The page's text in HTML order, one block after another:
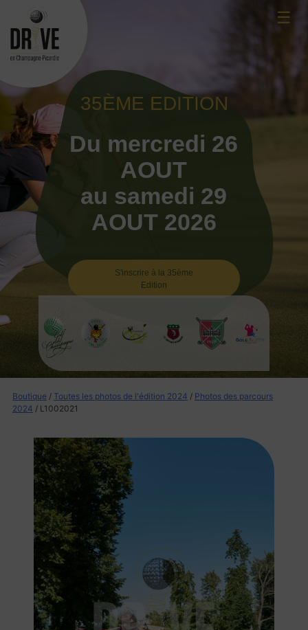
content
☰
35ÈME EDITION
Du mercredi 26
AOUT
au samedi 29
AOUT 2026
S'inscrire à la 35ème
Edition
Boutique / Toutes les photos de l'édition 2024 / Photos des parcours
2024 / L1002021